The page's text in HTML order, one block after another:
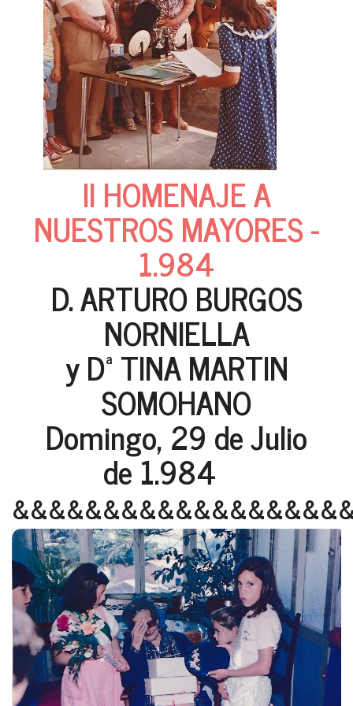
II HOMENAJE A
NUESTROS MAYORES -
1.984
D. ARTURO BURGOS
NORNIELLA
y Dª TINA MARTIN
SOMOHANO
Domingo, 29 de Julio
de 1.984